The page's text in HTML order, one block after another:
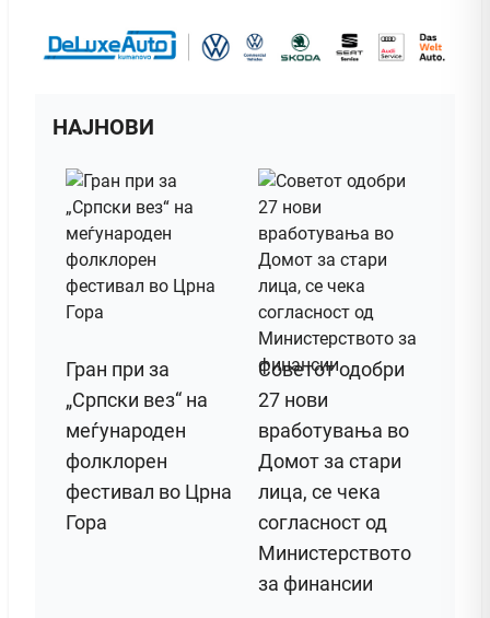
НАЈНОВИ
Гран при за
„Српски вез“ на
меѓународен
фолклорен
фестивал во Црна
Гора
Советот одобри
27 нови
вработувања во
Домот за стари
лица, се чека
согласност од
Министерството
за финансии